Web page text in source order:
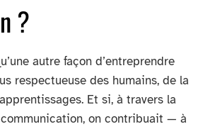
?
autre façon d’entreprendre
respectueuse des humains, de la
Et si, à travers la
on contribuait — à